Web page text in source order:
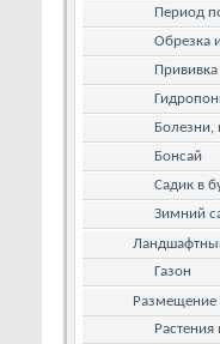
Период
Обрезка
Прививка
Болезни,
Бонсай
Садик в
Зимний
Газон
Растения